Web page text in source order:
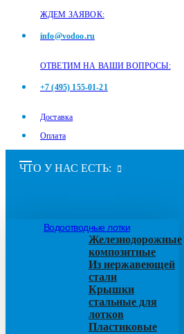
ЖДЕМ ЗАЯВОК:
info@vodoo.ru
ОТВЕТИМ НА ВАШИ ВОПРОСЫ:
+7 (495) 155-01-21
Доставка
Оплата
ЧТО У НАС ЕСТЬ:
Водоотводные лотки
Железнодорожные
композитные
Из нержавеющей
стали
Крышки
стальные для
лотков
Пластиковые